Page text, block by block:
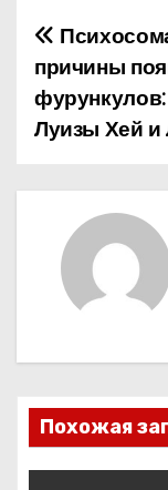
Н
а
в
и
и
я
п
причины
Луизы Хей и
Похожая